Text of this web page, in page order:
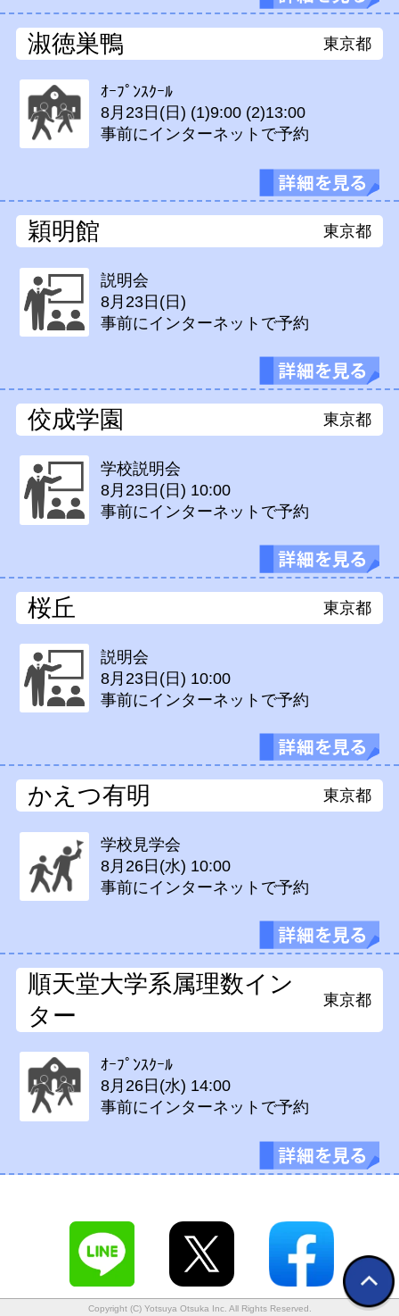
淑徳巣鴨 東京都
ｵｰﾌﾟﾝｽｸｰﾙ
8月23日(日) (1)9:00 (2)13:00
事前にインターネットで予約
穎明館 東京都
説明会
8月23日(日)
事前にインターネットで予約
佼成学園 東京都
学校説明会
8月23日(日) 10:00
事前にインターネットで予約
桜丘 東京都
説明会
8月23日(日) 10:00
事前にインターネットで予約
かえつ有明 東京都
学校見学会
8月26日(水) 10:00
事前にインターネットで予約
順天堂大学系属理数イン
ター
東京都
ｵｰﾌﾟﾝｽｸｰﾙ
8月26日(水) 14:00
事前にインターネットで予約
Copyright (C) Yotsuya Otsuka Inc. All Rights Reserved.